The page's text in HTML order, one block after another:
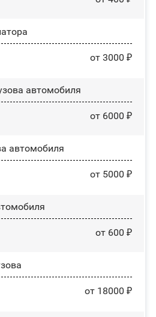
от 3000 ₽
автомобиля
от 6000 ₽
автомобиля
от 5000 ₽
от 600 ₽
от 18000 ₽